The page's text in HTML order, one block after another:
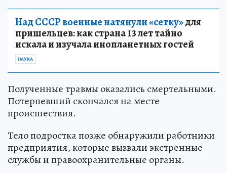
Над СССР военные натянули «сетку»для
пришельцев: как страна 13 лет тайно
искала и изучала инопланетных гостей
НАУКА
Полученные травмы оказались смертельными.
Потерпевший скончался на месте
происшествия.
Тело подростка позже обнаружили работники
предприятия, которые вызвали экстренные
службы и правоохранительные органы.